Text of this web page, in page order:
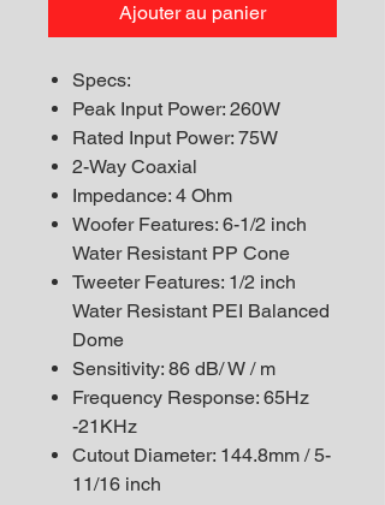
Ajouter au panier
Specs:
Peak Input Power: 260W
Rated Input Power: 75W
2-Way Coaxial
Impedance: 4 Ohm
Woofer Features: 6-1/2 inch
Water Resistant PP Cone
Tweeter Features: 1/2 inch
Water Resistant PEI Balanced
Dome
Sensitivity: 86 dB/ W / m
Frequency Response: 65Hz
-21KHz
Cutout Diameter: 144.8mm / 5-
11/16 inch